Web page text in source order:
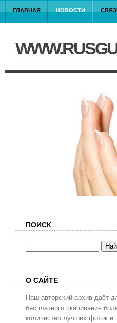
ГЛАВНАЯ НОВОСТИ
ПОИСК
О САЙТЕ
Наш авторский архив даёт
бесплатного скачивания
количество лучших фоток и